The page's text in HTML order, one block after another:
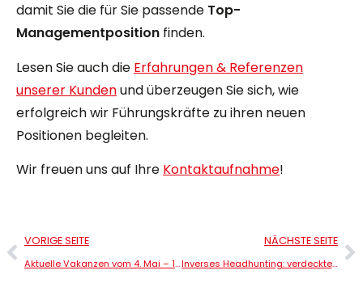
damit Sie die für Sie passende Top-
Managementposition finden.
Lesen Sie auch die Erfahrungen & Referenzen
unserer Kundenund überzeugen Sie sich, wie
erfolgreich wir Führungskräfte zu ihren neuen
Positionen begleiten.
Wir freuen uns auf Ihre Kontaktaufnahme!
VORIGE SEITE
Aktuelle Vakanzen vom 4. Mai – 10. Mai
NÄCHSTE SEITE
Inverses Headhunting: verdeckte Executive-Positionen 18. – 24. Mai 2026